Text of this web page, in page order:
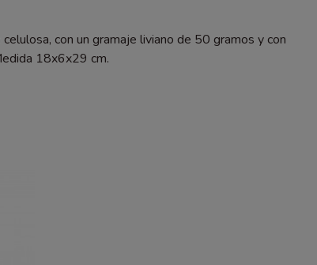
con un gramaje liviano de 50 gramos y con
18x6x29 cm.